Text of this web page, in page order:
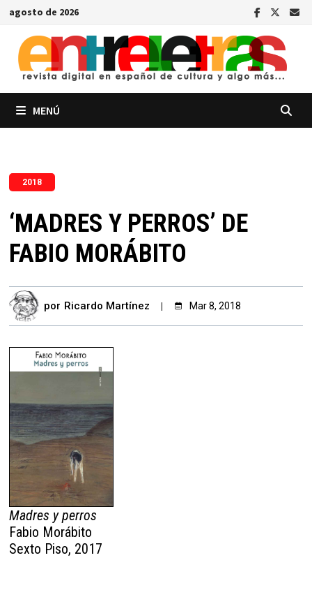
Saltar
contenido
agosto de 2026
MENÚ
2018
‘MADRES Y PERROS’ DE
FABIO MORÁBITO
por Ricardo Martínez Mar 8, 2018
Madres y perros
Fabio Morábito
Sexto Piso, 2017